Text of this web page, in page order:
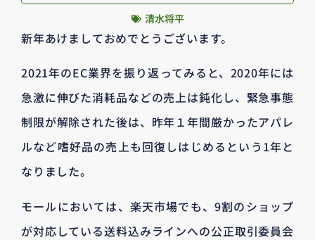
清水将平
新年あけましておめでとうございます。
2021年のEC業界を振り返ってみると、2020年には
急激に伸びた消耗品などの売上は鈍化し、緊急事態
制限が解除された後は、昨年１年間厳かったアパレ
ルなど嗜好品の売上も回復しはじめるという1年と
なりました。
モールにおいては、楽天市場でも、9割のショップ
が対応している送料込みラインへの公正取引委員会